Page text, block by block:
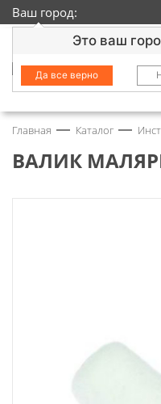
Ваш город:
Это ваш
Да все верно
Замочно-скобяные
изделия
1429
Химия
Главная Каталог
ВАЛИК